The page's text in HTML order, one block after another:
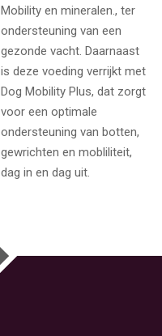
Mobility en mineralen., ter
ondersteuning van een
gezonde vacht. Daarnaast
is deze voeding verrijkt met
Dog Mobility Plus, dat zorgt
voor een optimale
ondersteuning van botten,
gewrichten en mobliliteit,
dag in en dag uit.